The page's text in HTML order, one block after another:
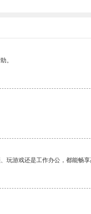
。
玩游戏还是工作办公，都能畅